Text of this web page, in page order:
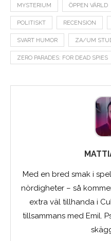
MYSTERIUM ÖPPEN VÄRLD
POLITISKT RECENSION
SVART HUMOR ZA/UM
ZERO PARADES: FOR DEAD SPIES
Med en bred smak i
nördigheter – så
extra väl tillhanda i
tillsammans med Emil.